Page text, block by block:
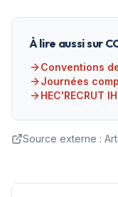
À lire aussi sur
Conventions
Journées
HEC'RECRUT
Source externe :